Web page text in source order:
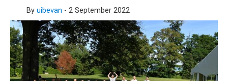
By uibevan - 2 September 2022